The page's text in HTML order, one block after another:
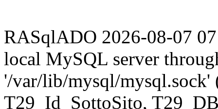
RASqlADO 2026-08-07
local MySQL server
'/var/lib/mysql/mysql.sock'
T29_Id_SottoSito,